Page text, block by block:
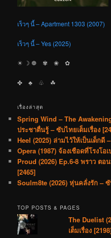
เร็วๆ นี้ – Apartment 1303 (2007)
เร็วๆ นี้ – Yes (2025)
☀︎ ☽ ❁ ✾ ❀ ✿
✤ ♣︎ ♧ ☘︎
เรื่องล่าสุด
Spring Wind – The
ประชาตื่นรู้ – ซับไทยเต็มเรื่อง
Heel (2025) ล่ามไว้ให้เป็นเด็กดี
Opera (1987) จ้องเชือดที่โรงโอ
Proud (2026) Ep.6-8 พราว ตอ
[2465]
Soulm8te (2026) หุ่นคลั่งรัก – ซั
TOP POSTS & PAGES
The Duelist
เต็มเรื่อง